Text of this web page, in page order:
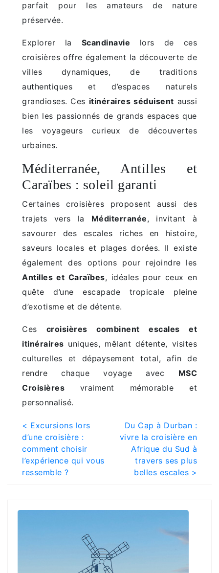
parfait pour les amateurs de nature
préservée.
Explorer la Scandinavie lors de ces
croisières offre également la découverte de
villes dynamiques, de traditions
authentiques et d’espaces naturels
grandioses. Ces itinéraires séduisent aussi
bien les passionnés de grands espaces que
les voyageurs curieux de découvertes
urbaines.
Méditerranée, Antilles et
Caraïbes : soleil garanti
Certaines croisières proposent aussi des
trajets vers la Méditerranée, invitant à
savourer des escales riches en histoire,
saveurs locales et plages dorées. Il existe
également des options pour rejoindre les
Antilles et Caraïbes, idéales pour ceux en
quête d’une escapade tropicale pleine
d’exotisme et de détente.
Ces croisières combinent escales et
itinéraires uniques, mêlant détente, visites
culturelles et dépaysement total, afin de
rendre chaque voyage avec MSC
Croisières vraiment mémorable et
personnalisé.
Post
navigation
< Excursions lors
d’une croisière :
comment choisir
l’expérience qui vous
ressemble ?
Du Cap à Durban :
vivre la croisière en
Afrique du Sud à
travers ses plus
belles escales >